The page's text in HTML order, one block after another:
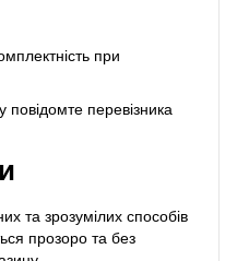
при
перевізника
та зрозумілих способів
прозоро та без